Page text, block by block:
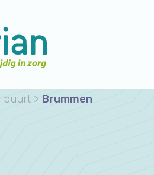
buurt > Brummen